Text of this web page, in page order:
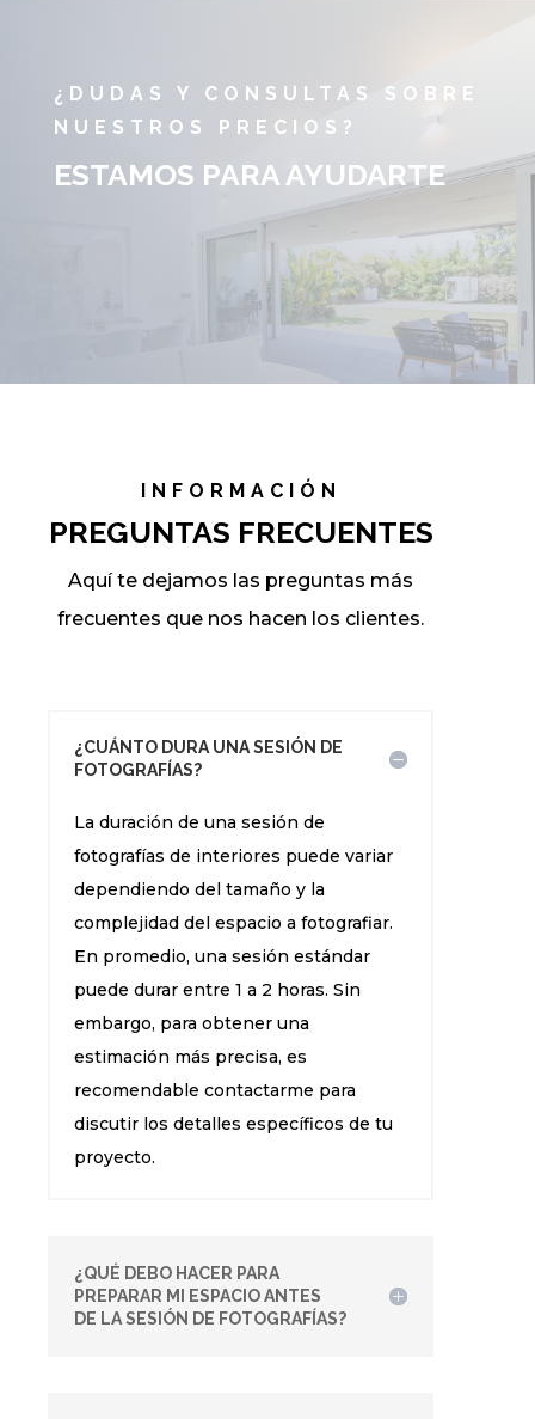
¿DUDAS Y CONSULTAS SOBRE
NUESTROS PRECIOS?
ESTAMOS PARA AYUDARTE
INFORMACIÓN
PREGUNTAS FRECUENTES
Aquí te dejamos las preguntas más
frecuentes que nos hacen los clientes.
¿CUÁNTO DURA UNA SESIÓN DE
FOTOGRAFÍAS?
La duración de una sesión de
fotografías de interiores puede variar
dependiendo del tamaño y la
complejidad del espacio a fotografiar.
En promedio, una sesión estándar
puede durar entre 1 a 2 horas. Sin
embargo, para obtener una
estimación más precisa, es
recomendable contactarme para
discutir los detalles específicos de tu
proyecto.
¿QUÉ DEBO HACER PARA
PREPARAR MI ESPACIO ANTES
DE LA SESIÓN DE FOTOGRAFÍAS?